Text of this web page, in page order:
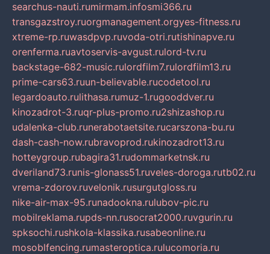
searchus-nauti.rumirmam.infosmi366.ru
transgazstroy.ruorgmanagement.orgyes-fitness.ru
xtreme-rp.ruwasdpvp.ruvoda-otri.rutishinapve.ru
orenferma.ruavtoservis-avgust.rulord-tv.ru
backstage-682-music.rulordfilm7.rulordfilm13.ru
prime-cars63.ruun-believable.rucodetool.ru
legardoauto.rulithasa.rumuz-1.rugooddver.ru
kinozadrot-3.ruqr-plus-promo.ru2shizashop.ru
udalenka-club.runerabotaetsite.rucarszona-bu.ru
dash-cash-now.rubravoprod.rukinozadrot13.ru
hotteygroup.rubagira31.rudommarketnsk.ru
dveriland73.runis-glonass51.ruveles-doroga.rutb02.ru
vrema-zdorov.ruvelonik.rusurgutgloss.ru
nike-air-max-95.runadookna.rulubov-pic.ru
mobilreklama.rupds-nn.rusocrat2000.ruvgurin.ru
spksochi.rushkola-klassika.rusabeonline.ru
mosoblfencing.rumasteroptica.rulucomoria.ru